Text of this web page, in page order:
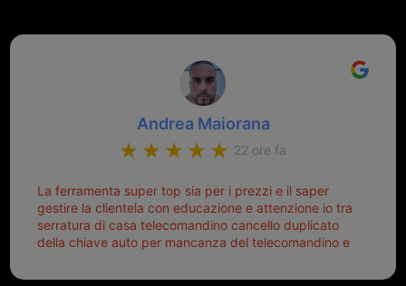
Andrea Maiorana
22 ore fa
La ferramenta super top sia per i prezzi e il saper
gestire la clientela con educazione e attenzione io tra
serratura di casa telecomandino cancello duplicato
della chiave auto per mancanza del telecomandino e
meglio ferramenta de ostia e poi il prorietario il signor